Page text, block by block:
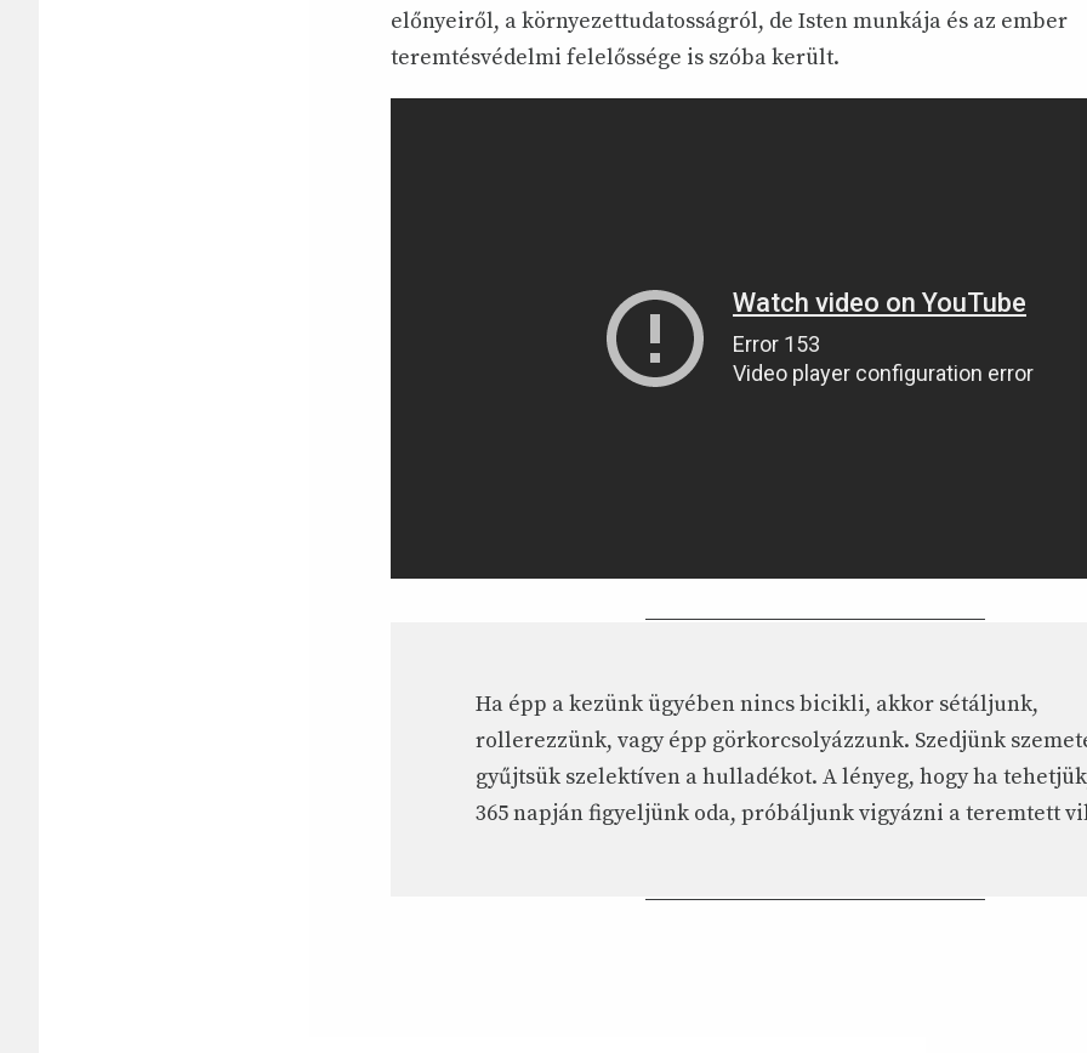
előnyeiről, a környezettudatosságról, de Isten munkája és az ember
teremtésvédelmi felelőssége is szóba került.
Ha épp a kezünk ügyében nincs bicikli, akkor sétáljunk,
rollerezzünk, vagy épp görkorcsolyázzunk. Szedjünk
gyűjtsük szelektíven a hulladékot. A lényeg, hogy ha
365 napján figyeljünk oda, próbáljunk vigyázni a teremtett